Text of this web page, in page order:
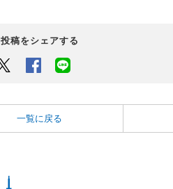
投稿をシェアする
Twitter Facebook
一覧に戻る